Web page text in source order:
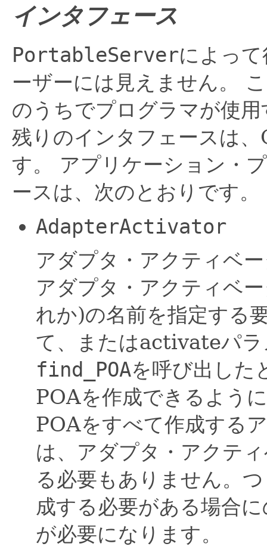
インタフェース
PortableServerによっ
ーザーには見えません。
のうちでプログラマが使
残りのインタフェースは
す。
アプリケーション・
ースは、次のとおりです。
AdapterActivator
アダプタ・アクティベ
アダプタ・アクティベ
れか)の名前を指定する
て、またはactivateパラ
find_POAを呼び出した
POAを作成できるよう
POAをすべて作成する
は、アダプタ・アクテ
る必要もありません。
成する必要がある場合
が必要になります。